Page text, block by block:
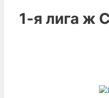
1-я лига ж